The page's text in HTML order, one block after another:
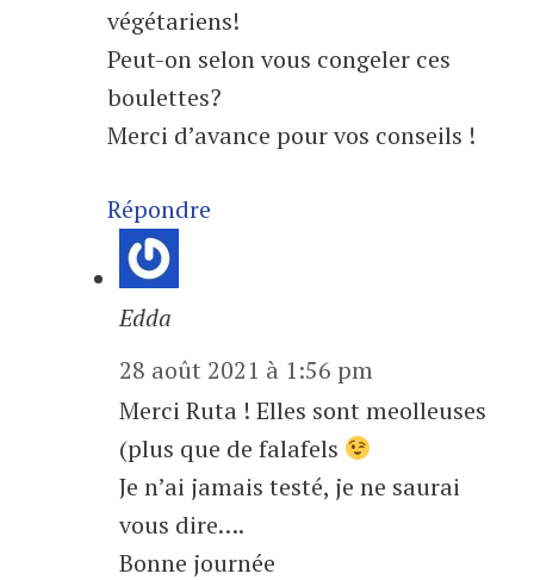
végétariens!
Peut-on selon vous congeler ces
boulettes?
Merci d’avance pour vos conseils !
Répondre
Edda
28 août 2021 à 1:56 pm
Merci Ruta ! Elles sont meolleuses
(plus que de falafels
Je n’ai jamais testé, je ne saurai
vous dire….
Bonne journée